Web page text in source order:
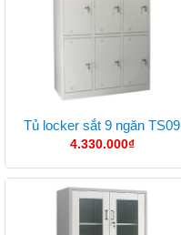
Tủ locker sắt 9 ngăn TS09
4.330.000₫